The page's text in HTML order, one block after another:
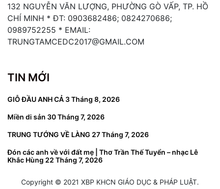
132 NGUYỄN VĂN LƯỢNG, PHƯỜNG GÒ VẤP, TP. HỒ
CHÍ MINH * ĐT: 0903682486; 0824270686;
0989752255 * EMAIL:
TRUNGTAMCEDC2017@GMAIL.COM
TIN MỚI
GIỖ ĐẦU ANH CẢ 3 Tháng 8, 2026
Miền di sản 30 Tháng 7, 2026
TRUNG TƯỚNG VỀ LÀNG 27 Tháng 7, 2026
Đón các anh về với đất mẹ | Thơ Trần Thế Tuyển – nhạc Lê
Khắc Hùng 22 Tháng 7, 2026
Copyright © 2021 XBP KHCN GIÁO DỤC & PHÁP LUẬT.